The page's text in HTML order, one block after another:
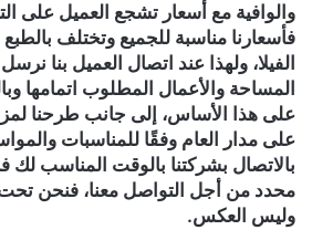
والوافية مع أسعار تشجع العميل على
فأسعارنا مناسبة للجميع وتختلف
الفيلا، ولهذا عند اتصال العميل بنا
المساحة والأعمال المطلوب اتمامها
على هذا الأساس، إلى جانب طرحنا
على مدار العام وفقًا للمناسبات
بالاتصال بشركتنا بالوقت المناسب لك
محدد من أجل التواصل معنا، فنحن
وليس العكس.